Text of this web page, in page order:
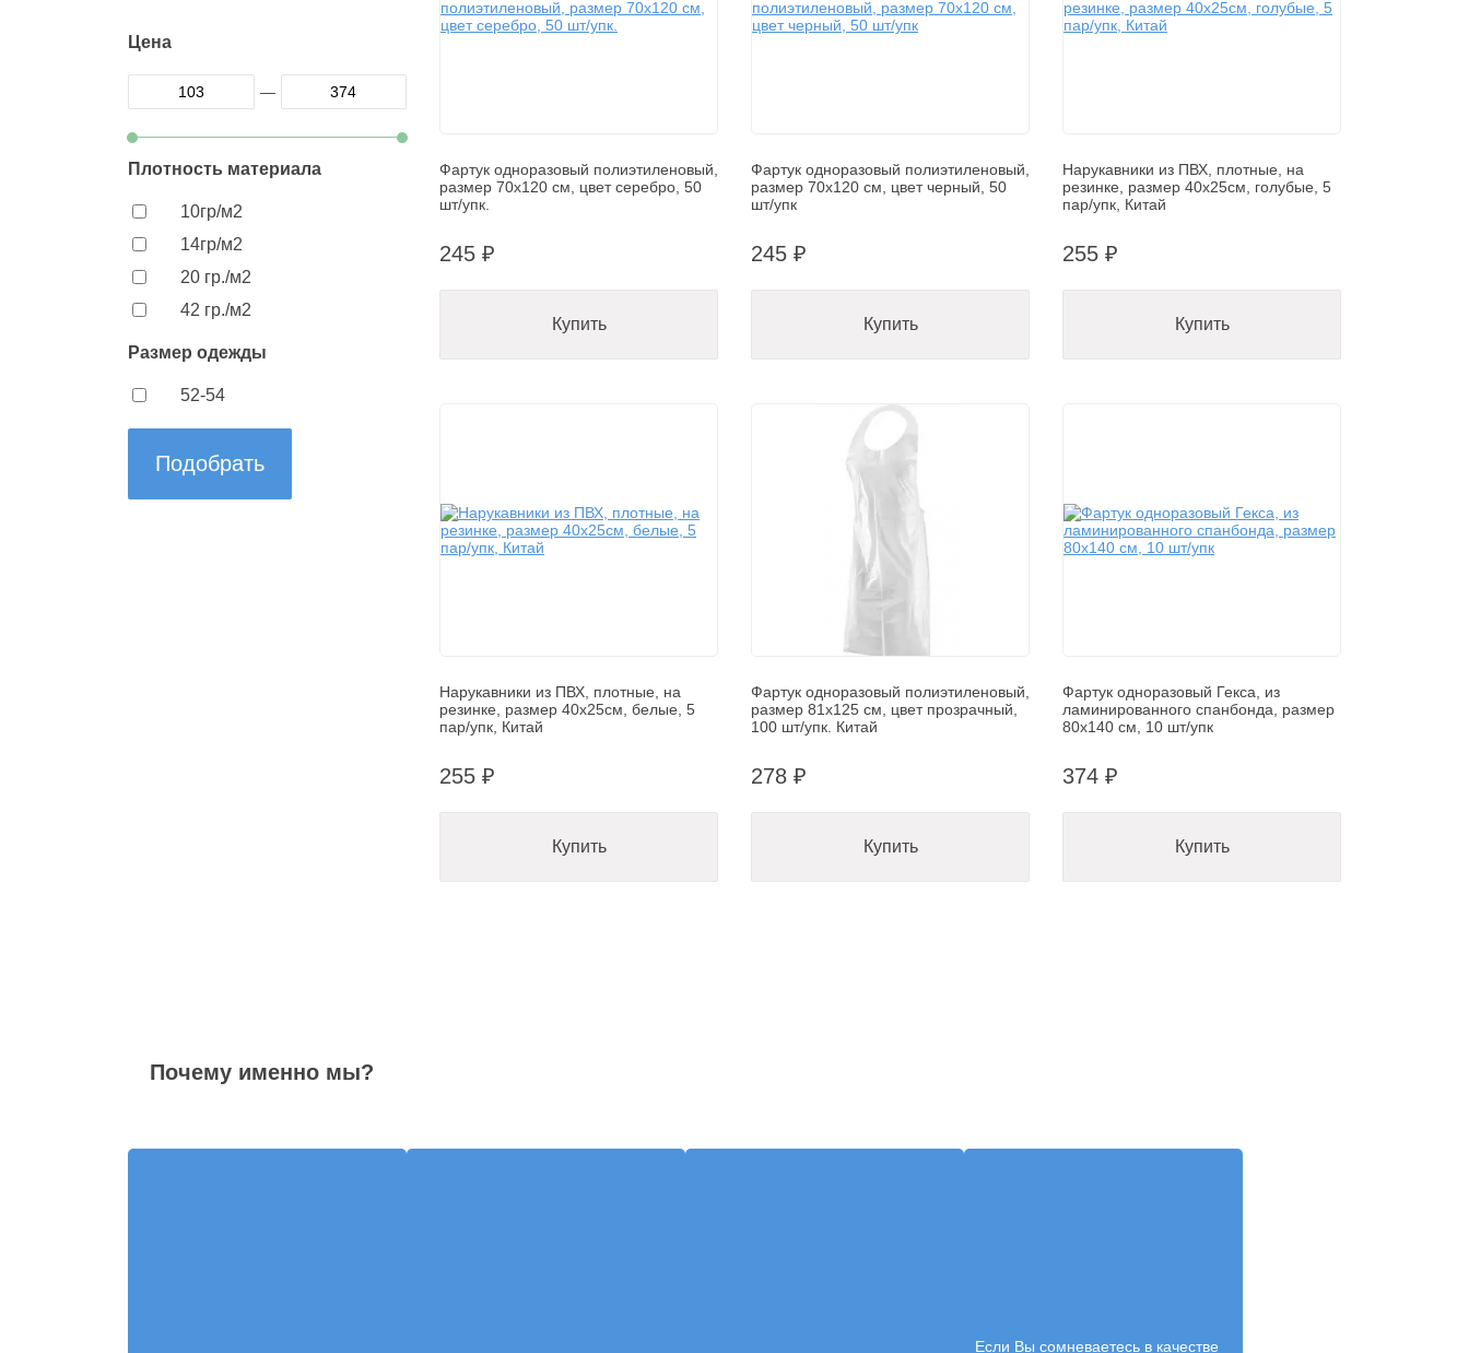
Цена
—
Плотность материала
10гр/м2
14гр/м2
20 гр./м2
42 гр./м2
Размер одежды
52-54
Фартук одноразовый полиэтиленовый,
размер 70х120 см, цвет серебро, 50
шт/упк.
245 ₽
Купить
Фартук одноразовый полиэтиленовый,
размер 70х120 см, цвет черный, 50
шт/упк
245 ₽
Купить
Нарукавники из ПВХ, плотные, на
резинке, размер 40х25см, голубые, 5
пар/упк, Китай
255 ₽
Купить
Нарукавники из ПВХ, плотные, на
резинке, размер 40х25см, белые, 5
пар/упк, Китай
255 ₽
Купить
Фартук одноразовый полиэтиленовый,
размер 81х125 см, цвет прозрачный,
100 шт/упк. Китай
278 ₽
Купить
Фартук одноразовый Гекса, из
ламинированного спанбонда, размер
80х140 см, 10 шт/упк
374 ₽
Купить
Почему именно мы?
Если Вы сомневаетесь в качестве